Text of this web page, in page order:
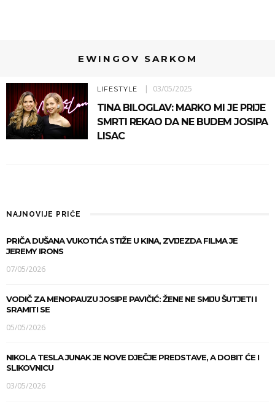
EWINGOV SARKOM
LIFESTYLE 03/05/2025
TINA BILOGLAV: MARKO MI JE PRIJE
SMRTI REKAO DA NE BUDEM JOSIPA
LISAC
NAJNOVIJE PRIČE
PRIČA DUŠANA VUKOTIĆA STIŽE U KINA, ZVIJEZDA FILMA JE
JEREMY IRONS
07/05/2026
VODIČ ZA MENOPAUZU JOSIPE PAVIČIĆ: ŽENE NE SMIJU ŠUTJETI I
SRAMITI SE
05/05/2026
NIKOLA TESLA JUNAK JE NOVE DJEČJE PREDSTAVE, A DOBIT ĆE I
SLIKOVNICU
03/05/2026